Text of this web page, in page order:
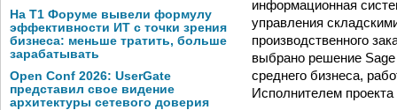
На Т1 Форуме вывели формулу
эффективности ИТ с точки зрения
бизнеса: меньше тратить, больше
зарабатывать
Open Conf 2026: UserGate
представил свое видение
архитектуры сетевого доверия
информационная
управления
производственного
выбрано решение Sage
среднего бизнеса,
Исполнителем